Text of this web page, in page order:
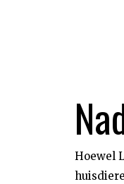
Hoewel